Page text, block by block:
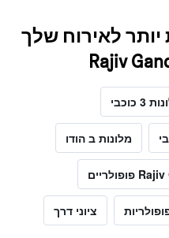
לאירוח שלך
3 כוכבי
מלונות ב הודו
ציוני דרך